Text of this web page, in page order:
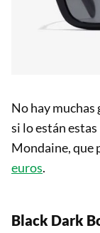
No hay muchas
si lo están
Mondaine, que
euros.
Black Dark